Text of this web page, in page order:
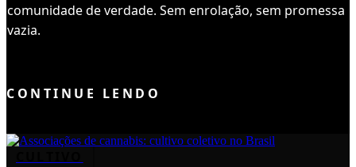
comunidade de verdade. Sem enrolação, sem promessa
vazia.
CONTINUE LENDO